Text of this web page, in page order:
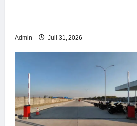
Admin Juli 31, 2026